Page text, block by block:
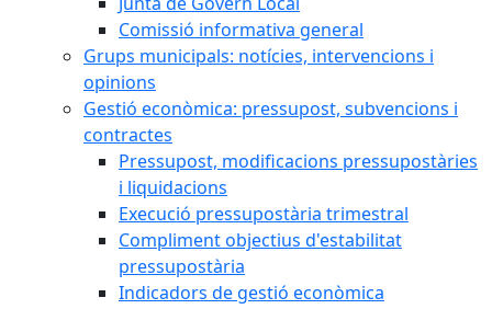
Comissió informativa general
Grups municipals: notícies, intervencions i
opinions
Gestió econòmica: pressupost, subvencions i
contractes
Pressupost, modificacions pressupostàries
i liquidacions
Execució pressupostària trimestral
Compliment objectius d'estabilitat
pressupostària
Indicadors de gestió econòmica